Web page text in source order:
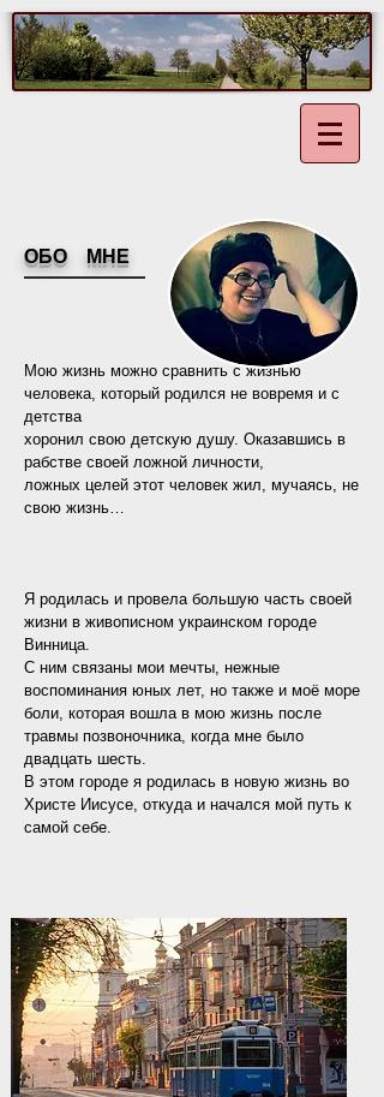
ОБО МНЕ
Мою жизнь можно сравнить с жизнью
человека, который родился не вовремя и с
детства
хоронил свою детскую душу. Оказавшись в
рабстве своей ложной личности,
ложных целей этот человек жил, мучаясь, не
свою жизнь…
Я родилась и провела большую часть своей
жизни в живописном украинском городе
Винница.
С ним связаны мои мечты, нежные
воспоминания юных лет, но также и моё море
боли, которая вошла в мою жизнь после
травмы позвоночника, когда мне было
двадцать шесть.
В этом городе я родилась в новую жизнь во
Христе Иисусе, откуда и начался мой путь к
самой себе.